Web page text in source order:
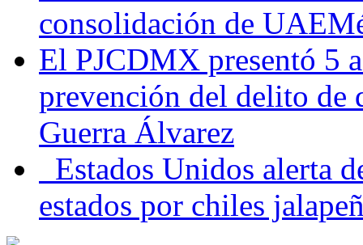
consolidación de
El PJCDMX presentó 5
prevención del delito de
Guerra Álvarez
Estados Unidos alerta
estados por chiles